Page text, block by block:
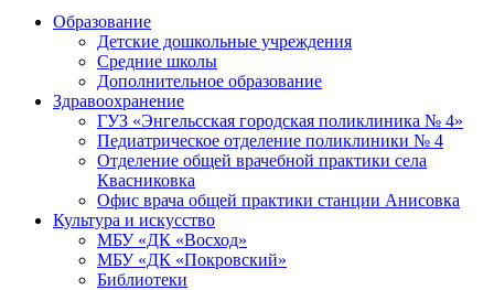
Образование
Детские дошкольные учреждения
Средние школы
Дополнительное образование
Здравоохранение
ГУЗ «Энгельсская городская поликлиника № 4»
Педиатрическое отделение поликлиники № 4
Отделение общей врачебной практики села
Квасниковка
Офис врача общей практики станции Анисовка
Культура и искусство
МБУ «ДК «Восход»
МБУ «ДК «Покровский»
Библиотеки